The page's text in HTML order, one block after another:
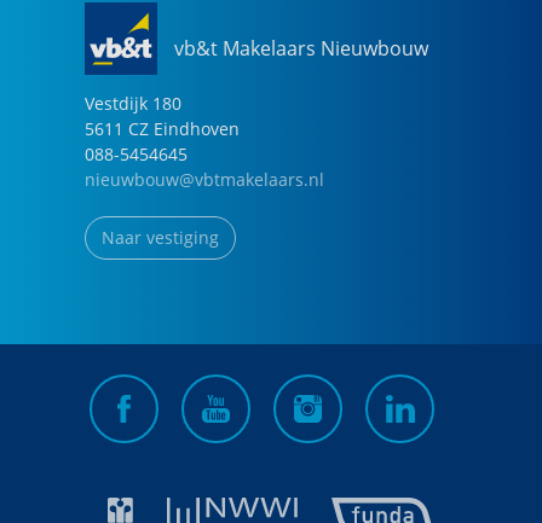
vb&t Makelaars Nieuwbouw
Vestdijk 180
5611 CZ Eindhoven
088-5454645
nieuwbouw@vbtmakelaars.nl
Naar vestiging